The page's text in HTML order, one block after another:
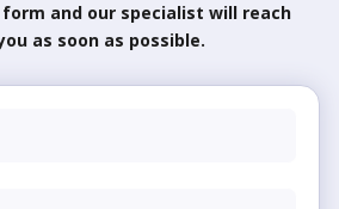
and our specialist will reach
as soon as possible.